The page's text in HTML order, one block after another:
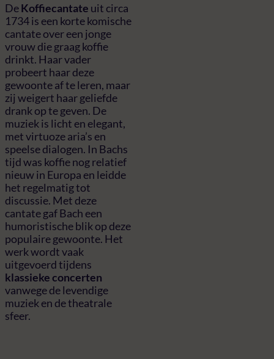
DeKoffiecantate uit circa
1734 is een korte komische
cantate over een jonge
vrouw die graag koffie
drinkt. Haar vader
probeert haar deze
gewoonte af te leren, maar
zij weigert haar geliefde
drank op te geven. De
muziek is licht en elegant,
met virtuoze aria’s en
speelse dialogen. In Bachs
tijd was koffie nog relatief
nieuw in Europa en leidde
het regelmatig tot
discussie. Met deze
cantate gaf Bach een
humoristische blik op deze
populaire gewoonte. Het
werk wordt vaak
uitgevoerd tijdens
klassieke concerten
vanwege de levendige
muziek en de theatrale
sfeer.